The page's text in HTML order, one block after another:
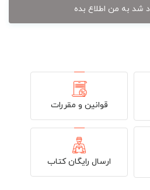
شد به من اطلاع بده
قوانین و مقررات
ارسال رایگان کتاب